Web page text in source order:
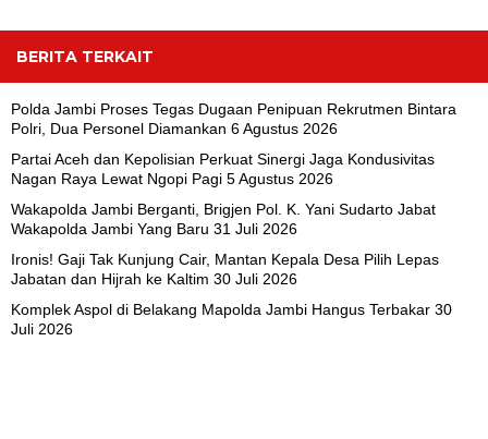
BERITA TERKAIT
Polda Jambi Proses Tegas Dugaan Penipuan Rekrutmen Bintara
Polri, Dua Personel Diamankan 6 Agustus 2026
Partai Aceh dan Kepolisian Perkuat Sinergi Jaga Kondusivitas
Nagan Raya Lewat Ngopi Pagi 5 Agustus 2026
Wakapolda Jambi Berganti, Brigjen Pol. K. Yani Sudarto Jabat
Wakapolda Jambi Yang Baru 31 Juli 2026
Ironis! Gaji Tak Kunjung Cair, Mantan Kepala Desa Pilih Lepas
Jabatan dan Hijrah ke Kaltim 30 Juli 2026
Komplek Aspol di Belakang Mapolda Jambi Hangus Terbakar 30
Juli 2026